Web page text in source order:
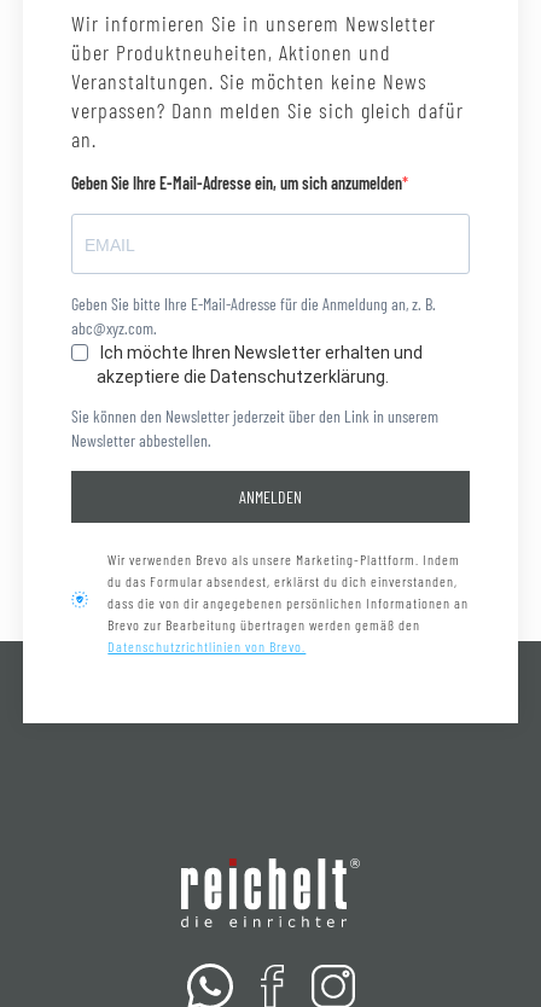
Wir informieren Sie in unserem Newsletter
über Produktneuheiten, Aktionen und
Veranstaltungen. Sie möchten keine News
verpassen? Dann melden Sie sich gleich dafür
an.
Geben Sie Ihre E-Mail-Adresse ein, um sich anzumelden
Geben Sie bitte Ihre E-Mail-Adresse für die Anmeldung an, z. B.
abc@xyz.com.
Ich möchte Ihren Newsletter erhalten und
akzeptiere die Datenschutzerklärung.
Sie können den Newsletter jederzeit über den Link in unserem
Newsletter abbestellen.
ANMELDEN
Wir verwenden Brevo als unsere Marketing-Plattform. Indem
du das Formular absendest, erklärst du dich einverstanden,
dass die von dir angegebenen persönlichen Informationen an
Brevo zur Bearbeitung übertragen werden gemäß den
Datenschutzrichtlinien von Brevo.